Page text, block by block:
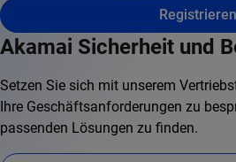
Registrieren
Akamai Sicherheit und
Setzen Sie sich mit unserem
Ihre Geschäftsanforderungen zu
passenden Lösungen zu finden.